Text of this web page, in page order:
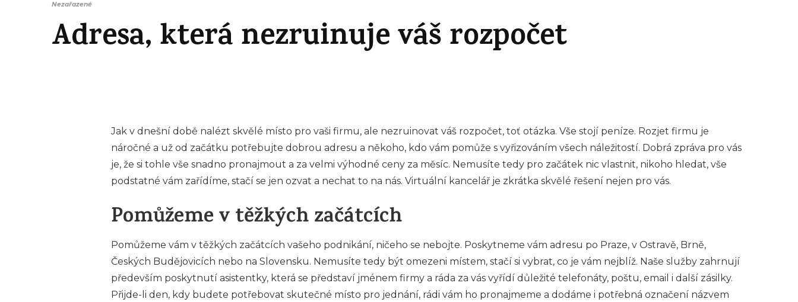
Nezařazené
Adresa, která nezruinuje váš rozpočet
Jak v dnešní době nalézt skvělé místo pro vaši firmu, ale nezruinovat váš rozpočet, toť otázka. Vše stojí peníze. Rozjet firmu je
náročné a už od začátku potřebujte dobrou adresu a někoho, kdo vám pomůže s vyřizováním všech náležitostí. Dobrá zpráva pro vás
je, že si tohle vše snadno pronajmout a za velmi výhodné ceny za měsíc. Nemusíte tedy pro začátek nic vlastnit, nikoho hledat, vše
podstatné vám zařídíme, stačí se jen ozvat a nechat to na nás. Virtuální kancelář je zkrátka skvělé řešení nejen pro vás.
Pomůžeme v těžkých začátcích
Pomůžeme vám v těžkých začátcích vašeho podnikání, ničeho se nebojte. Poskytneme vám adresu po Praze, v Ostravě, Brně,
Českých Budějovicích nebo na Slovensku. Nemusíte tedy být omezeni místem, stačí si vybrat, co je vám nejblíž. Naše služby zahrnují
především poskytnutí asistentky, která se představí jménem firmy a ráda za vás vyřídí důležité telefonáty, poštu, email i další zásilky.
Přijde-li den, kdy budete potřebovat skutečné místo pro jednání, rádi vám ho pronajmeme a dodáme i potřebná označení názvem